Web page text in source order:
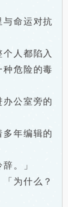
命运对抗
人都陷入
危险的毒
公室旁的
年编辑的
。」
为什么？